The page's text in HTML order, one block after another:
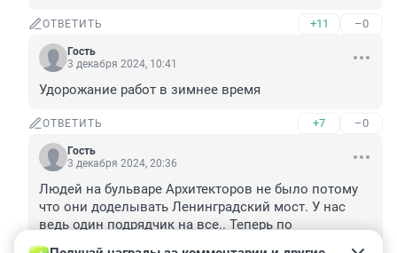
ОТВЕТИТЬ +11 –0
Гость
3 декабря 2024, 10:41
Удорожание работ в зимнее время
ОТВЕТИТЬ +7 –0
Гость
3 декабря 2024, 20:36
Людей на бульваре Архитекторов не было потому
что они доделывать Ленинградский мост. У нас
ведь один подрядчик на все.. Теперь по
отремонтированному мосту ещё и фуры пустят так